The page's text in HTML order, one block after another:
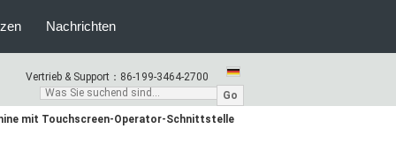
Nachrichten
Vertrieb & Support： 86-199-3464-2700
Go
mit Touchscreen-Operator-Schnittstelle